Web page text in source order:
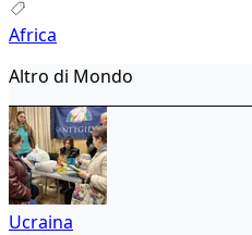
Africa
Altro di Mondo
Ucraina